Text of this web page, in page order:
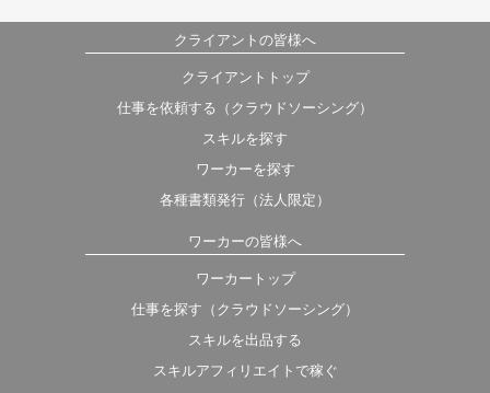
クライアントの皆様へ
クライアントトップ
仕事を依頼する（クラウドソーシング）
スキルを探す
ワーカーを探す
各種書類発行（法人限定）
ワーカーの皆様へ
ワーカートップ
仕事を探す（クラウドソーシング）
スキルを出品する
スキルアフィリエイトで稼ぐ